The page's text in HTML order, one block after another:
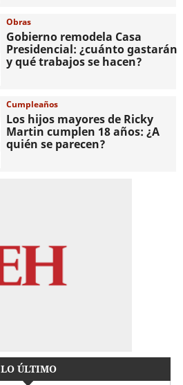
Obras
Gobierno remodela Casa
Presidencial: ¿cuánto gastarán
y qué trabajos se hacen?
Cumpleaños
Los hijos mayores de Ricky
Martin cumplen 18 años: ¿A
quién se parecen?
LO ÚLTIMO